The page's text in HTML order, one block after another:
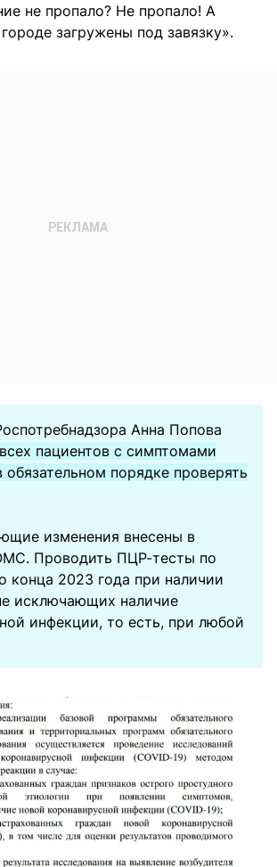
не пропало? Не пропало! А
загружены под завязку».
Анна Попова
всех пациентов с симптомами
порядке проверять
изменения внесены в
Проводить ПЦР-тесты по
конца 2023 года при наличии
исключающих наличие
инфекции, то есть, при любой